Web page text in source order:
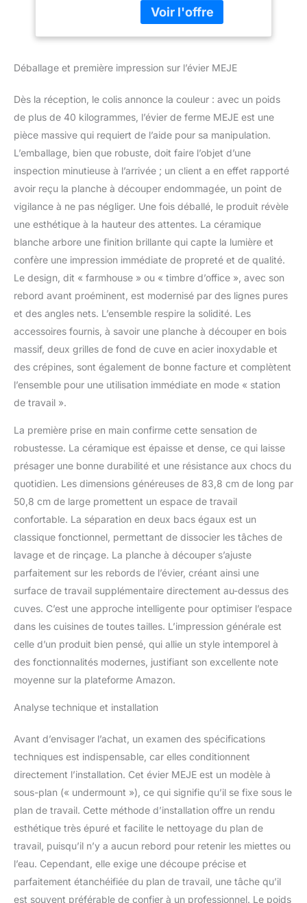
découper, grille et
passoire - blanc
dessus de l'évier, avec
des accessoires
personnalisés qui
sur le comptoir de la
tout, de la préparation
des repas au nettoyage,
précieux espace de
comptoir. [Ce qui est
inclus] : égouttoir à
vaisselle enroulable :
acier inoxydable avec
silicone antidérapant est
parfait pour rincer et
sécher directement au-
Planche à découper en
ébène fabriquée à partir
d'un matériau durable
qui ne se déforme pas et
ne se fissure pas avec le
temps ; Facile à nettoyer
et à entretenir. LA GRILLE
INFÉRIEURE EN ACIER
maintient la vaisselle
surélevée pour un
ASSEMBLY crée un look
propre tout en gardant
votre tuyau d'évacuation
exempt de débris.
RÉVERSIBLE] : L'évier
peut être installé avec
une façade plate
traditionnelle ou avec
une bande décorative en
haut ! ! ! Vous pouvez
décider du motif latéral à
installer en fonction de
votre préférence de style.
cuisine de ferme blanc
une argile blanche
spéciale qui est cuite à
haute température pour
une résistance et une
durabilité extrêmement
l'évier de cuisine a une
forte résistance à
l'écaillage, à l'abrasion ou
aux rayures et à la
décoloration, et peut
Déballage et première impression sur l’évier MEJE
Dès la réception, le colis annonce la couleur : avec un poids
de plus de 40 kilogrammes, l’évier de ferme MEJE est une
pièce massive qui requiert de l’aide pour sa manipulation.
L’emballage, bien que robuste, doit faire l’objet d’une
inspection minutieuse à l’arrivée ; un client a en effet rapporté
avoir reçu la planche à découper endommagée, un point de
vigilance à ne pas négliger. Une fois déballé, le produit révèle
une esthétique à la hauteur des attentes. La céramique
blanche arbore une finition brillante qui capte la lumière et
confère une impression immédiate de propreté et de qualité.
Le design, dit « farmhouse » ou « timbre d’office », avec son
rebord avant proéminent, est modernisé par des lignes pures
et des angles nets. L’ensemble respire la solidité. Les
accessoires fournis, à savoir une planche à découper en bois
massif, deux grilles de fond de cuve en acier inoxydable et
des crépines, sont également de bonne facture et complètent
l’ensemble pour une utilisation immédiate en mode « station
de travail ».
La première prise en main confirme cette sensation de
robustesse. La céramique est épaisse et dense, ce qui laisse
présager une bonne durabilité et une résistance aux chocs du
quotidien. Les dimensions généreuses de 83,8 cm de long par
50,8 cm de large promettent un espace de travail
confortable. La séparation en deux bacs égaux est un
classique fonctionnel, permettant de dissocier les tâches de
lavage et de rinçage. La planche à découper s’ajuste
parfaitement sur les rebords de l’évier, créant ainsi une
surface de travail supplémentaire directement au-dessus des
cuves. C’est une approche intelligente pour optimiser l’espace
dans les cuisines de toutes tailles. L’impression générale est
celle d’un produit bien pensé, qui allie un style intemporel à
des fonctionnalités modernes, justifiant son excellente note
moyenne sur la plateforme Amazon.
Analyse technique et installation
Avant d’envisager l’achat, un examen des spécifications
techniques est indispensable, car elles conditionnent
directement l’installation. Cet évier MEJE est un modèle à
sous-plan (« undermount »), ce qui signifie qu’il se fixe sous le
plan de travail. Cette méthode d’installation offre un rendu
esthétique très épuré et facilite le nettoyage du plan de
travail, puisqu’il n’y a aucun rebord pour retenir les miettes ou
l’eau. Cependant, elle exige une découpe précise et
parfaitement étanchéifiée du plan de travail, une tâche qu’il
est souvent préférable de confier à un professionnel. Le poids